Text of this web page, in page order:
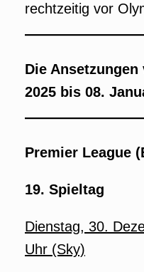
rechtzeitig vor
Die Ansetzungen
2025 bis 08.
Premier League
19. Spieltag
Dienstag, 30.
Uhr (Sky)